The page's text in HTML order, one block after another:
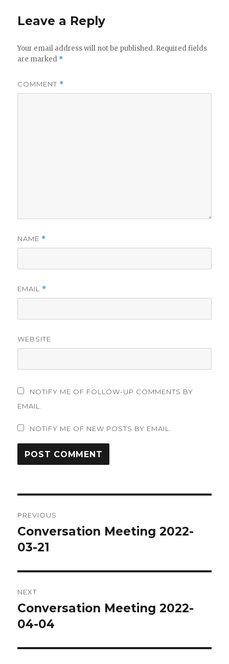
Leave a Reply
Your email address will not be published. Required fields
are marked *
COMMENT *
NAME *
EMAIL *
WEBSITE
NOTIFY ME OF FOLLOW-UP COMMENTS BY
EMAIL.
NOTIFY ME OF NEW POSTS BY EMAIL.
navigation
PREVIOUS
Previous
post:
Conversation Meeting 2022-
03-21
NEXT
Next
post:
Conversation Meeting 2022-
04-04